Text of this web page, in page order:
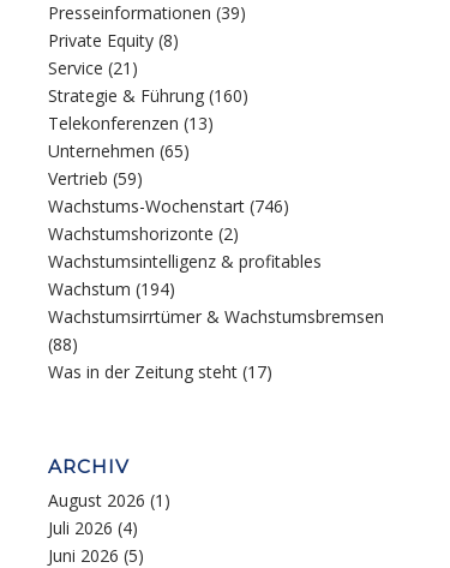
Presseinformationen (39)
Private Equity (8)
Service (21)
Strategie & Führung (160)
Telekonferenzen (13)
Unternehmen (65)
Vertrieb (59)
Wachstums-Wochenstart (746)
Wachstumshorizonte (2)
Wachstumsintelligenz & profitables
Wachstum (194)
Wachstumsirrtümer & Wachstumsbremsen
(88)
Was in der Zeitung steht (17)
ARCHIV
August 2026 (1)
Juli 2026 (4)
Juni 2026 (5)